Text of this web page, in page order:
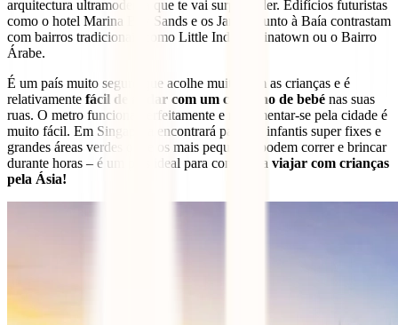
arquitectura ultramoderna que te vai surpreender. Edifícios futuristas
como o hotel Marina Bay Sands e os Jardins junto à Baía contrastam
com bairros tradicionais como Little India, Chinatown ou o Bairro
Árabe.
É um país muito seguro que acolhe muito bem as crianças e é
relativamente fácil de andar com um carrinho de bebé nas suas
ruas. O metro funciona perfeitamente e movimentar-se pela cidade é
muito fácil. Em Singapura encontrará parques infantis super fixes e
grandes áreas verdes onde os mais pequenos podem correr e brincar
durante horas – é um país ideal para começar a viajar com crianças
pela Ásia!